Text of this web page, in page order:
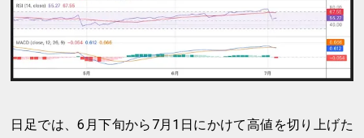
日足では、6月下旬から7月1日にかけて高値を切り上げた